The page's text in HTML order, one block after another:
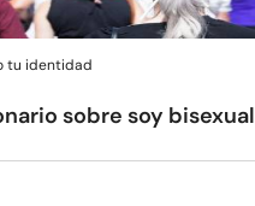
tu identidad
sobre soy bisexual